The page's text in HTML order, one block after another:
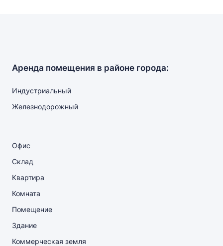
Аренда помещения в районе города:
Индустриальный
Железнодорожный
Офис
Склад
Квартира
Комната
Помещение
Здание
Коммерческая земля